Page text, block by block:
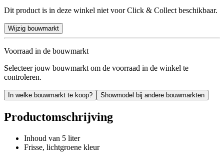
Dit product is in deze winkel niet voor Click & Collect beschikbaar.
Wijzig bouwmarkt
Voorraad in de bouwmarkt
Selecteer jouw bouwmarkt om de voorraad in de winkel te
controleren.
In welke bouwmarkt te koop? Showmodel bij andere bouwmarkten
Productomschrijving
Inhoud van 5 liter
Frisse, lichtgroene kleur